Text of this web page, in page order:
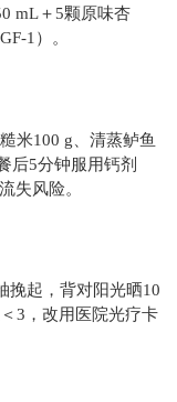
mL＋5颗原味杏
1）。
米100 g、清蒸鲈鱼
后5分钟服用钙剂
失风险。
挽起，背对阳光晒10
3，改用医院光疗卡